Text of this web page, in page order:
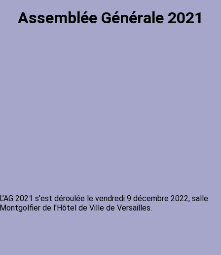
Assemblée Générale 2021
2021 s'est déroulée le vendredi 9 décembre 2022, salle
de l'Hôtel de Ville de Versailles.